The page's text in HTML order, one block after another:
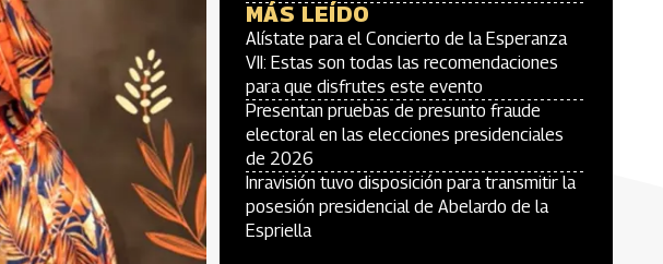
MÁS LEÍDO
Alístate para el Concierto de la Esperanza
VII: Estas son todas las recomendaciones
para que disfrutes este evento
Presentan pruebas de presunto fraude
electoral en las elecciones presidenciales
de 2026
Inravisión tuvo disposición para transmitir la
posesión presidencial de Abelardo de la
Espriella